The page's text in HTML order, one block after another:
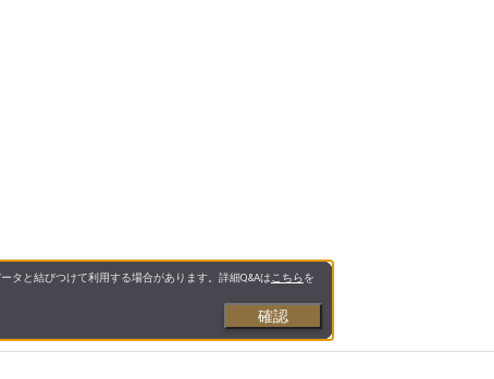
タと結びつけて利用する場合があります。詳細Q&Aは こちらを
確認